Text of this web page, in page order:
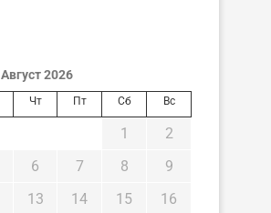
Август 2026
Чт Пт Сб Вс
1
2
6 7 8
9
13 14 15
16